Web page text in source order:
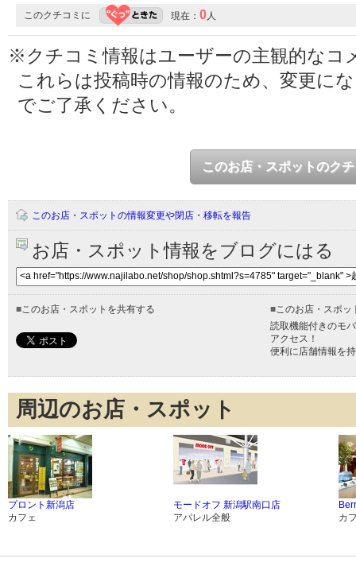
このクチコミに 現在： 0 人
※クチコミ情報はユーザーの主観的なコ
これらは投稿時の情報のため、変更に
でご了承ください。
このお店・スポットのク
このお店・スポットの情報変更や閉店・移転を報告
お店・スポット情報をブログにはる
■ このお店・スポットを共有する ■ このお店・スポ
読取機能付きのモ
アクセス！
便利に店舗情報を
周辺のお店・スポット
プロント新潟店
カフェ
モードオフ 新潟駅南口店
アパレル全般
カ